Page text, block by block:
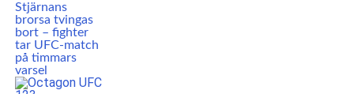
Stjärnans
brorsa tvingas
bort – fighter
tar UFC-match
på timmars
varsel